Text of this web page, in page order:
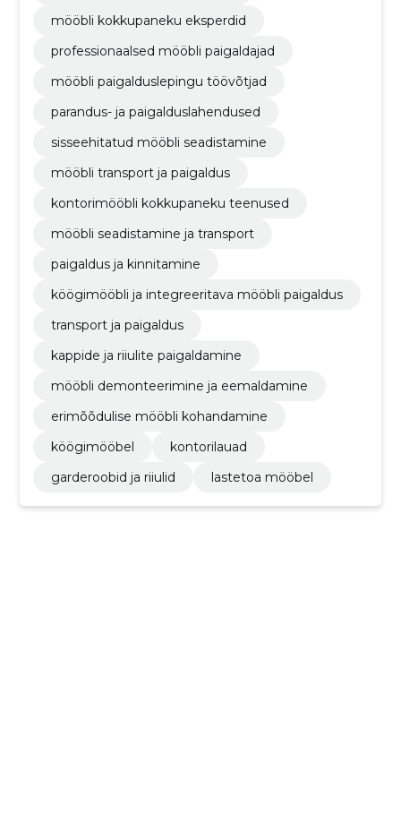
mööbli kokkupaneku eksperdid
professionaalsed mööbli paigaldajad
mööbli paigalduslepingu töövõtjad
parandus- ja paigalduslahendused
sisseehitatud mööbli seadistamine
mööbli transport ja paigaldus
kontorimööbli kokkupaneku teenused
mööbli seadistamine ja transport
paigaldus ja kinnitamine
köögimööbli ja integreeritava mööbli paigaldus
transport ja paigaldus
kappide ja riiulite paigaldamine
mööbli demonteerimine ja eemaldamine
erimõõdulise mööbli kohandamine
köögimööbel
kontorilauad
garderoobid ja riiulid
lastetoa mööbel